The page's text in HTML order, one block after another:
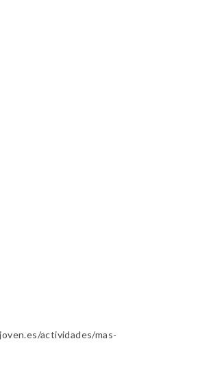
actividades/mas-